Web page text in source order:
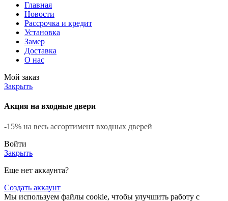
Главная
Новости
Рассрочка и кредит
Установка
Замер
Доставка
О нас
Мой заказ
Закрыть
Акция на входные двери
-15% на весь ассортимент входных дверей
Войти
Закрыть
Еще нет аккаунта?
Создать аккаунт
Мы используем файлы cookie, чтобы улучшить работу с